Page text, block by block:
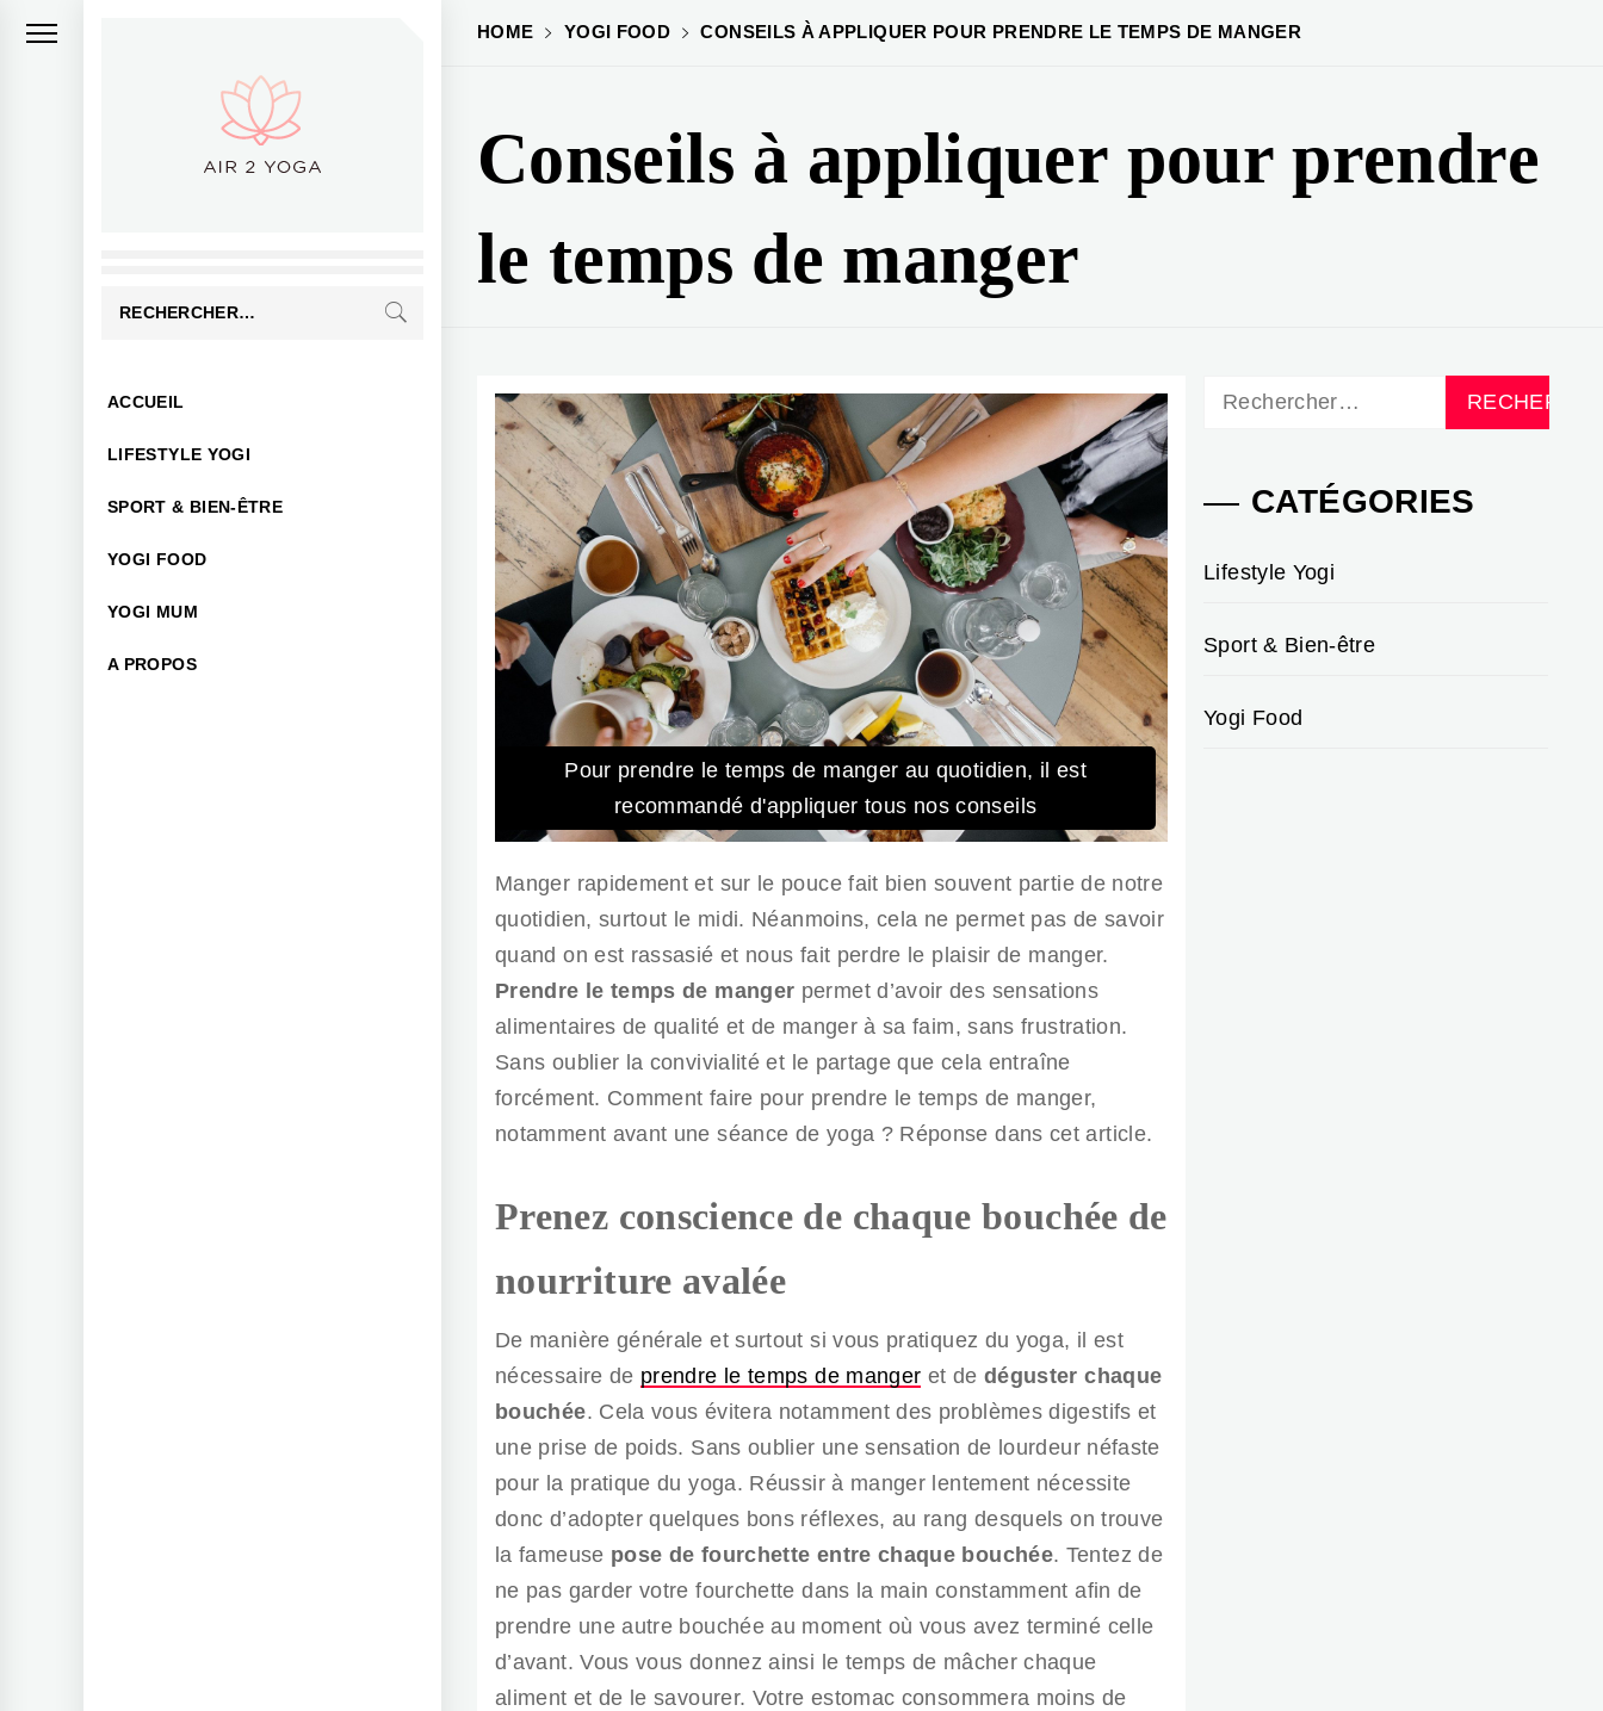
Rechercher :
Primary
ACCUEIL
LIFESTYLE YOGI
SPORT & BIEN-ÊTRE
YOGI FOOD
YOGI MUM
A PROPOS
HOME YOGI FOOD CONSEILS À APPLIQUER POUR PRENDRE LE TEMPS DE MANGER
Conseils à appliquer pour prendre
le temps de manger
Pour prendre le temps de manger au quotidien, il est
recommandé d'appliquer tous nos conseils
Manger rapidement et sur le pouce fait bien souvent partie de notre
quotidien, surtout le midi. Néanmoins, cela ne permet pas de savoir
quand on est rassasié et nous fait perdre le plaisir de manger.
Prendre le temps de manger permet d’avoir des sensations
alimentaires de qualité et de manger à sa faim, sans frustration.
Sans oublier la convivialité et le partage que cela entraîne
forcément. Comment faire pour prendre le temps de manger,
notamment avant une séance de yoga ? Réponse dans cet article.
Prenez conscience de chaque bouchée de
nourriture avalée
De manière générale et surtout si vous pratiquez du yoga, il est
nécessaire de prendre le temps de manger et de déguster chaque
bouchée. Cela vous évitera notamment des problèmes digestifs et
une prise de poids. Sans oublier une sensation de lourdeur néfaste
pour la pratique du yoga. Réussir à manger lentement nécessite
donc d’adopter quelques bons réflexes, au rang desquels on trouve
la fameuse pose de fourchette entre chaque bouchée. Tentez de
ne pas garder votre fourchette dans la main constamment afin de
prendre une autre bouchée au moment où vous avez terminé celle
d’avant. Vous vous donnez ainsi le temps de mâcher chaque
aliment et de le savourer. Votre estomac consommera moins de
Rechercher :
CATÉGORIES
Lifestyle Yogi
Sport & Bien-être
Yogi Food